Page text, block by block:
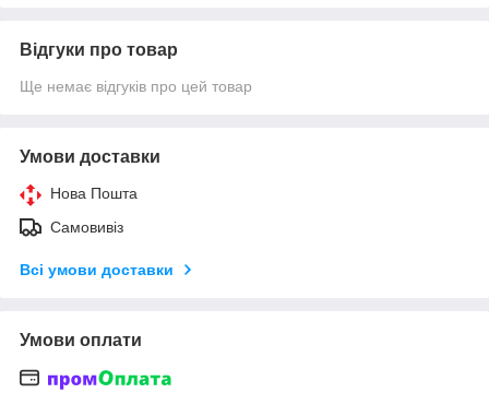
Відгуки про товар
Ще немає відгуків про цей товар
Умови доставки
Нова Пошта
Самовивіз
Всі умови доставки
Умови оплати